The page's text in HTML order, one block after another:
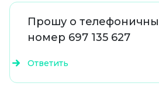
Прошу о
номер 697 135 627
Ответить